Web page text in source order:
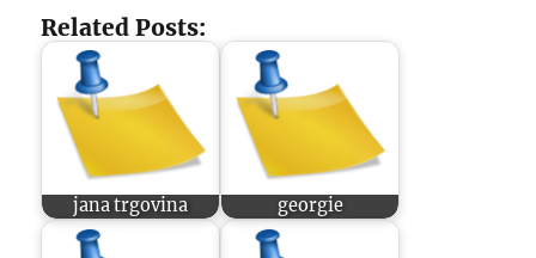
Related Posts:
jana trgovina georgie